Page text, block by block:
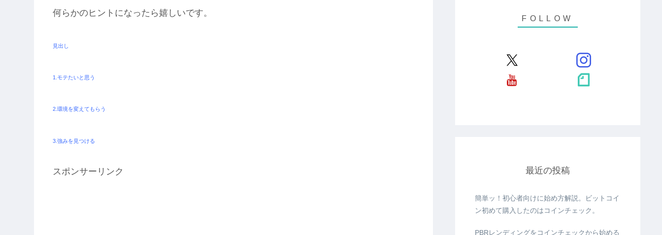
何らかのヒントになったら嬉しいです。
見出し
1.モテたいと思う
2.環境を変えてもらう
3.強みを見つける
スポンサーリンク 最近の投稿
簡単ッ！初心者向けに始め方解説。ビットコイ
ン初めて購入したのはコインチェック。
PBRレンディングをコインチェックから始める